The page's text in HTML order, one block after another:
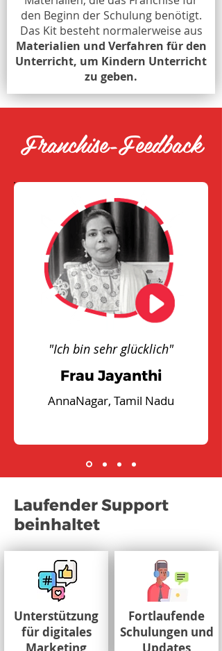
den Beginn der Schulung benötigt.
Das Kit besteht normalerweise aus
Materialien und Verfahren für den
Unterricht, um Kindern Unterricht
zu geben.
Franchise-Feedback
"Ich bin sehr glücklich"
Frau Jayanthi
AnnaNagar, Tamil Nadu
Laufender Support
beinhaltet
Unterstützung
für digitales
Fortlaufende
Schulungen und